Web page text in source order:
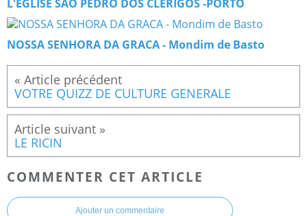
L'EGLISE SÃO PEDRO DOS CLERIGOS -PORTO
NOSSA SENHORA DA GRACA - Mondim de Basto
VOTRE QUIZZ DE CULTURE GENERALE
LE RICIN
COMMENTER CET ARTICLE
Ajouter un commentaire